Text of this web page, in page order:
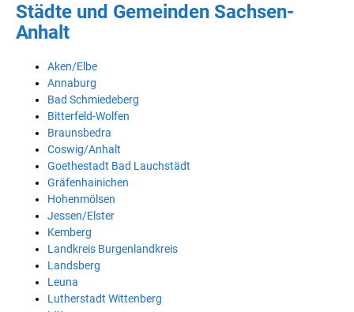
Städte und Gemeinden Sachsen-
Anhalt
Aken/Elbe
Annaburg
Bad Schmiedeberg
Bitterfeld-Wolfen
Braunsbedra
Coswig/Anhalt
Goethestadt Bad Lauchstädt
Gräfenhainichen
Hohenmölsen
Jessen/Elster
Kemberg
Landkreis Burgenlandkreis
Landsberg
Leuna
Lutherstadt Wittenberg